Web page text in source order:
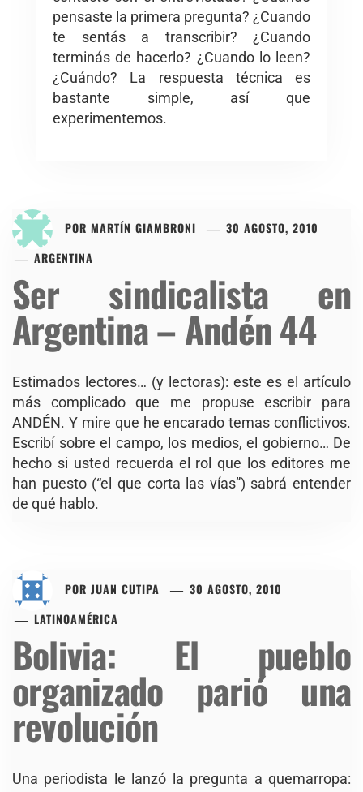
pensaste la primera pregunta? ¿Cuando
te sentás a transcribir? ¿Cuando
terminás de hacerlo? ¿Cuando lo leen?
¿Cuándo? La respuesta técnica es
bastante simple, así que
experimentemos.
POR MARTÍN GIAMBRONI
30 AGOSTO, 2010
ARGENTINA
Ser sindicalista en
Argentina – Andén 44
Estimados lectores… (y lectoras): este es el artículo
más complicado que me propuse escribir para
ANDÉN. Y mire que he encarado temas conflictivos.
Escribí sobre el campo, los medios, el gobierno… De
hecho si usted recuerda el rol que los editores me
han puesto (“el que corta las vías”) sabrá entender
de qué hablo.
POR JUAN CUTIPA
30 AGOSTO, 2010
LATINOAMÉRICA
Bolivia: El pueblo
organizado parió una
revolución
Una periodista le lanzó la pregunta a quemarropa: